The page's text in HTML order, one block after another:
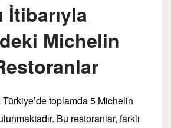
İtibarıyla
Michelin
Türkiye’de toplamda 5 Michelin
Bu restoranlar, farklı